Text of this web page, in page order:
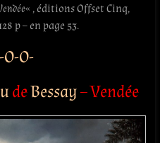
« , éditions Offset Cinq,‎
p – en page 53.
O-
deBessay– Vendée